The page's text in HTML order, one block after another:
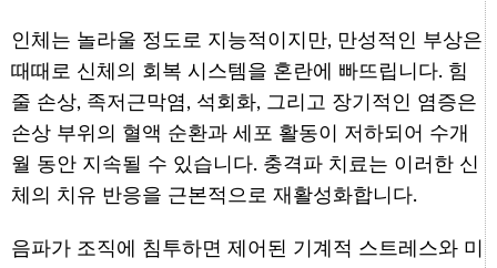
인체는 놀라울 정도로 지능적이지만, 만성적인 부상은
때때로 신체의 회복 시스템을 혼란에 빠뜨립니다. 힘
줄 손상, 족저근막염, 석회화, 그리고 장기적인 염증은
손상 부위의 혈액 순환과 세포 활동이 저하되어 수개
월 동안 지속될 수 있습니다. 충격파 치료는 이러한 신
체의 치유 반응을 근본적으로 재활성화합니다.
음파가 조직에 침투하면 제어된 기계적 스트레스와 미